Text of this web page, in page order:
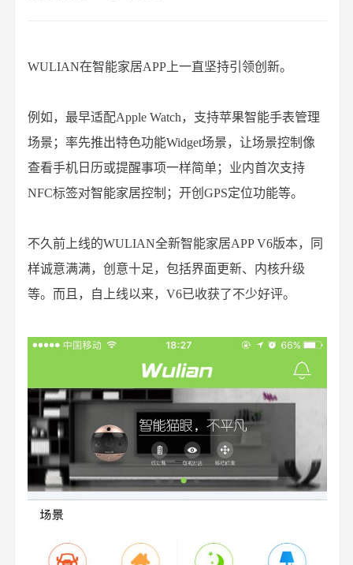
WULIAN在智能家居APP上一直坚持引领创新。
例如，最早适配Apple Watch，支持苹果智能手表管理
场景；率先推出特色功能Widget场景，让场景控制像
查看手机日历或提醒事项一样简单；业内首次支持
NFC标签对智能家居控制；开创GPS定位功能等。
不久前上线的WULIAN全新智能家居APP V6版本，同
样诚意满满，创意十足，包括界面更新、内核升级
等。而且，自上线以来，V6已收获了不少好评。